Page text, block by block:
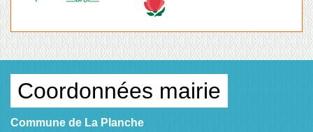
Coordonnées mairie
Commune de La Planche